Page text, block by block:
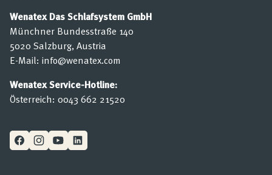
Wenatex Das Schlafsystem GmbH
Münchner Bundesstraße 140
5020 Salzburg, Austria
E-Mail: info@wenatex.com
Wenatex Service-Hotline:
Österreich: 0043 662 21520